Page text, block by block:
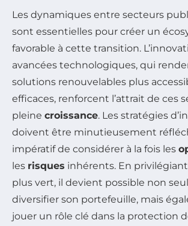
Les dynamiques entre secteurs
sont essentielles pour créer un
favorable à cette transition.
avancées technologiques, qui
solutions renouvelables plus
efficaces, renforcent l’attrait de ces
pleine croissance. Les stratégies
doivent être minutieusement
impératif de considérer à la fois les
les risques inhérents. En
plus vert, il devient possible non
diversifier son portefeuille, mais
jouer un rôle clé dans la protection